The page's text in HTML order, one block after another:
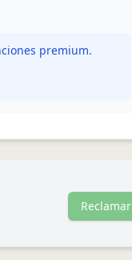
premium.
Reclamar